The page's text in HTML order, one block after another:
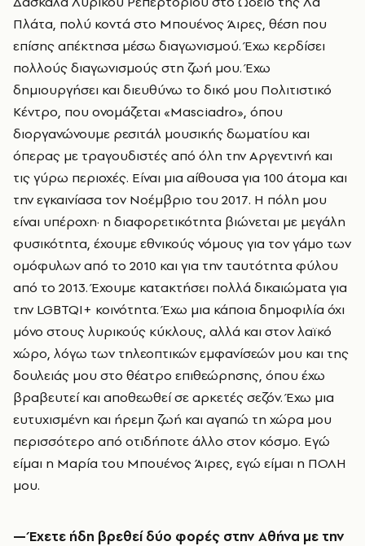
Πλάτα, πολύ κοντά στο Μπουένος Άιρες, θέση που
επίσης απέκτησα μέσω διαγωνισμού. Έχω κερδίσει
πολλούς διαγωνισμούς στη ζωή μου. Έχω
δημιουργήσει και διευθύνω το δικό μου Πολιτιστικό
Κέντρο, που ονομάζεται «Masciadro», όπου
διοργανώνουμε ρεσιτάλ μουσικής δωματίου και
όπερας με τραγουδιστές από όλη την Αργεντινή και
τις γύρω περιοχές. Είναι μια αίθουσα για 100 άτομα και
την εγκαινίασα τον Νοέμβριο του 2017. Η πόλη μου
είναι υπέροχη· η διαφορετικότητα βιώνεται με μεγάλη
φυσικότητα, έχουμε εθνικούς νόμους για τον γάμο των
ομόφυλων από το 2010 και για την ταυτότητα φύλου
από το 2013. Έχουμε κατακτήσει πολλά δικαιώματα για
την LGBTQI+ κοινότητα. Έχω μια κάποια δημοφιλία όχι
μόνο στους λυρικούς κύκλους, αλλά και στον λαϊκό
χώρο, λόγω των τηλεοπτικών εμφανίσεών μου και της
δουλειάς μου στο θέατρο επιθεώρησης, όπου έχω
βραβευτεί και αποθεωθεί σε αρκετές σεζόν. Έχω μια
ευτυχισμένη και ήρεμη ζωή και αγαπώ τη χώρα μου
περισσότερο από οτιδήποτε άλλο στον κόσμο. Εγώ
είμαι η Μαρία του Μπουένος Άιρες, εγώ είμαι η ΠΟΛΗ
μου.
— Έχετε ήδη βρεθεί δύο φορές στην Αθήνα με την